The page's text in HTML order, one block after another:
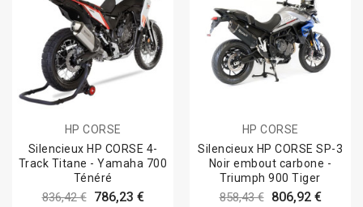
HP CORSE
Silencieux HP CORSE 4-
Track Titane - Yamaha 700
Ténéré
836,42 € 786,23 €
HP CORSE
Silencieux HP CORSE SP-3
Noir embout carbone -
Triumph 900 Tiger
858,43 € 806,92 €